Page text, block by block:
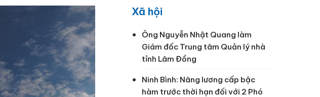
Xã hội
Ông Nguyễn Nhật Quang làm
Giám đốc Trung tâm Quản lý nhà
tỉnh Lâm Đồng
Ninh Bình: Nâng lương cấp bậc
hàm trước thời hạn đối với 2 Phó